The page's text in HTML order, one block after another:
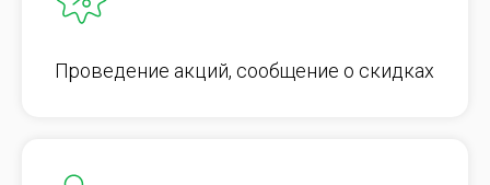
Проведение акций, сообщение о скидках